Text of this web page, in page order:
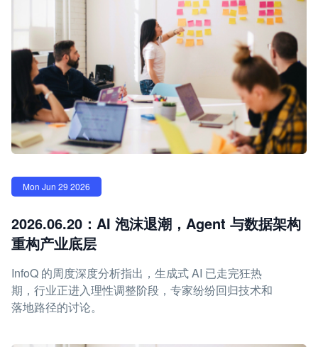
Mon Jun 29 2026
2026.06.20：AI 泡沫退潮，Agent 与数据架构
重构产业底层
InfoQ 的周度深度分析指出，生成式 AI 已走完狂热
期，行业正进入理性调整阶段，专家纷纷回归技术和
落地路径的讨论。